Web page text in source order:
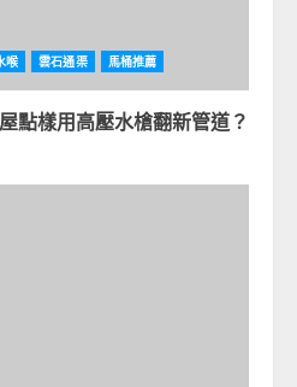
喉 雲石通渠 馬桶推薦
點樣用高壓水槍翻新管道？